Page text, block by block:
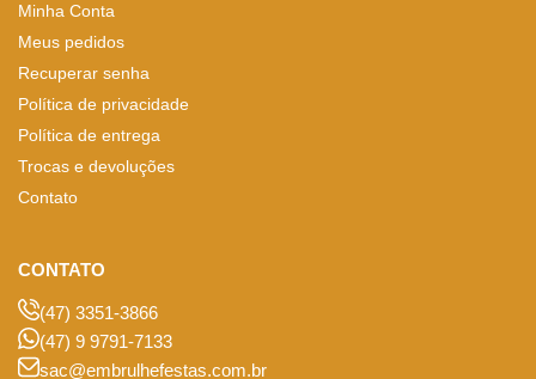
Minha Conta
Meus pedidos
Recuperar senha
Política de privacidade
Política de entrega
Trocas e devoluções
Contato
CONTATO
(47) 3351-3866
(47) 9 9791-7133
sac@embrulhefestas.com.br